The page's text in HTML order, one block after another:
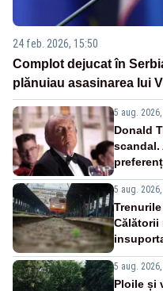
24 feb. 2026, 15:50
Complot dejucat în
plănuiau asasinarea lui
5 aug. 2026,
Donald
scandal.
5 aug. 2026,
Călătorii
5 aug. 2026,
Ploile și